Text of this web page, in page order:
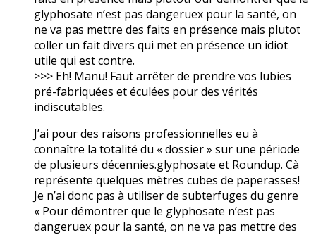
glyphosate n’est pas dangeruex pour la santé, on
ne va pas mettre des faits en présence mais plutot
coller un fait divers qui met en présence un idiot
utile qui est contre.
>>> Eh! Manu! Faut arrêter de prendre vos lubies
pré-fabriquées et éculées pour des vérités
indiscutables.
J’ai pour des raisons professionnelles eu à
connaître la totalité du « dossier » sur une période
de plusieurs décennies.glyphosate et Roundup. Cà
représente quelques mètres cubes de paperasses!
Je n’ai donc pas à utiliser de subterfuges du genre
« Pour démontrer que le glyphosate n’est pas
dangeruex pour la santé, on ne va pas mettre des